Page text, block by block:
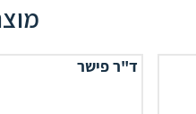
ד"ר פישר